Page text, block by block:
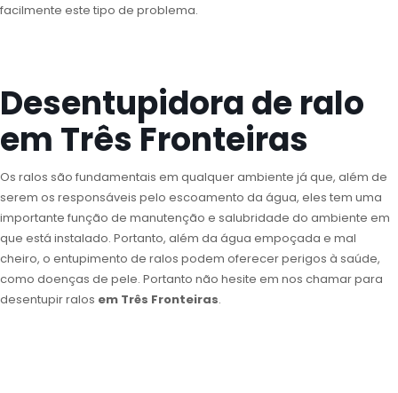
facilmente este tipo de problema.
Desentupidora de ralo
em Três Fronteiras
Os ralos são fundamentais em qualquer ambiente já que, além de
serem os responsáveis pelo escoamento da água, eles tem uma
importante função de manutenção e salubridade do ambiente em
que está instalado. Portanto, além da água empoçada e mal
cheiro, o entupimento de ralos podem oferecer perigos à saúde,
como doenças de pele. Portanto não hesite em nos chamar para
desentupir ralos em Três Fronteiras.